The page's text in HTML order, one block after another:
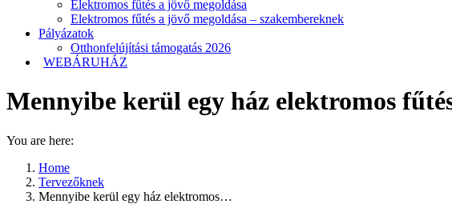
Elektromos fűtés a jövő megoldása
Elektromos fűtés a jövő megoldása – szakembereknek
Pályázatok
Otthonfelújítási támogatás 2026
WEBÁRUHÁZ
Mennyibe kerül egy ház elektromos
You are here:
Home
Tervezőknek
Mennyibe kerül egy ház elektromos…